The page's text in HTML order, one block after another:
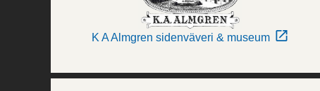
K A Almgren sidenväveri & museum